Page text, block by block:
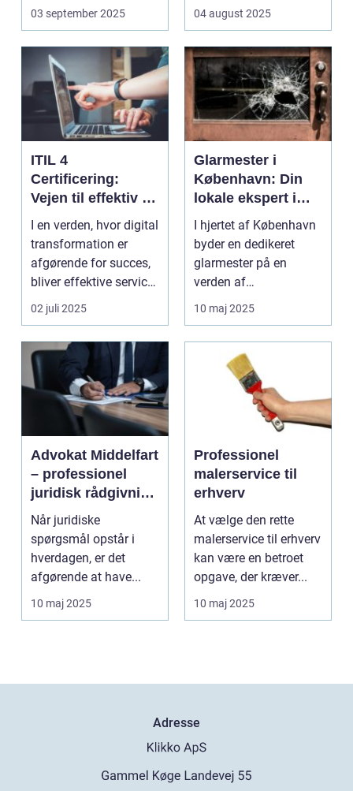
03 september 2025
bliver spe...
04 august 2025
ITIL 4
Certificering:
Vejen til effektiv IT-
service
management
I en verden, hvor digital
transformation er
afgørende for succes,
bliver effektive service
ma...
02 juli 2025
Glarmester i
København: Din
lokale ekspert i
glasløsninger
I hjertet af København
byder en dedikeret
glarmester på en
verden af
glasløsning...
10 maj 2025
Advokat Middelfart
– professionel
juridisk rådgivning
tæt på dig
Når juridiske
spørgsmål opstår i
hverdagen, er det
afgørende at have...
10 maj 2025
Professionel
malerservice til
erhverv
At vælge den rette
malerservice til erhverv
kan være en betroet
opgave, der kræver...
10 maj 2025
Adresse